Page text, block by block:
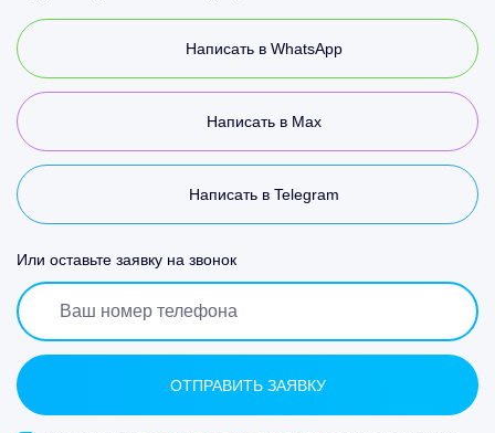
Написать в WhatsApp
Написать в Max
Написать в Telegram
Или оставьте заявку на звонок